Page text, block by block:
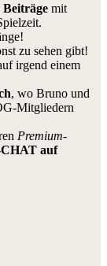
Beiträge mit
zu sehen gibt!
irgend einem
, wo Bruno und
Mitgliedern
Premium-
auf